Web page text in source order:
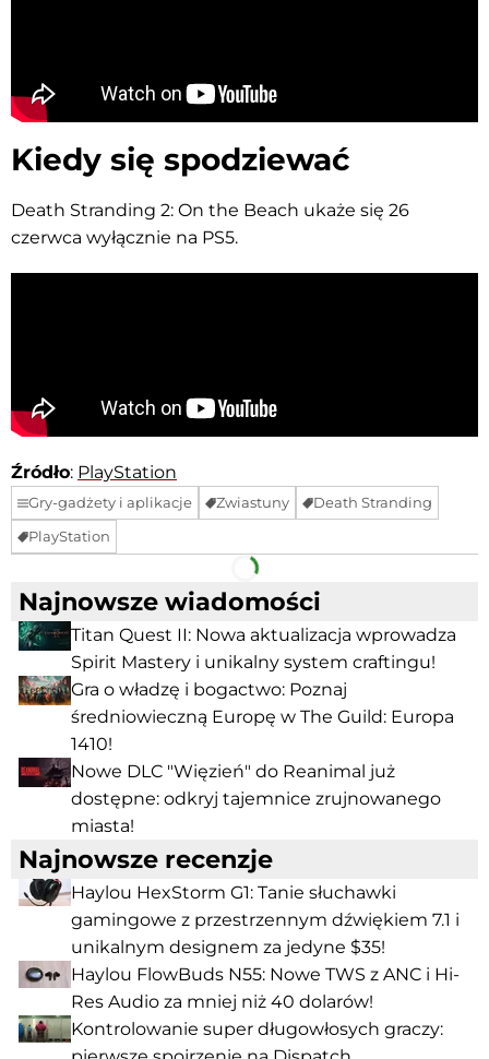
Kiedy się spodziewać
Death Stranding 2: On the Beach ukaże się 26
czerwca wyłącznie na PS5.
Źródło: PlayStation
Gry-gadżety i aplikacje Zwiastuny
Death Stranding
PlayStation
Facebook Telegram
Najnowsze wiadomości
Titan Quest II: Nowa aktualizacja wprowadza
Spirit Mastery i unikalny system craftingu!
Gra o władzę i bogactwo: Poznaj
średniowieczną Europę w The Guild: Europa
1410!
Nowe DLC "Więzień" do Reanimal już
dostępne: odkryj tajemnice zrujnowanego
miasta!
Najnowsze recenzje
Haylou HexStorm G1: Tanie słuchawki
gamingowe z przestrzennym dźwiękiem 7.1 i
unikalnym designem za jedyne $35!
Haylou FlowBuds N55: Nowe TWS z ANC i Hi-
Res Audio za mniej niż 40 dolarów!
Kontrolowanie super długowłosych graczy: